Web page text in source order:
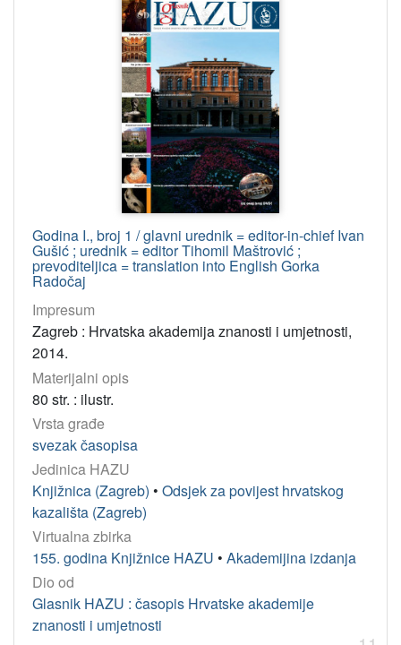
Godina I., broj 1 / glavni urednik = editor-in-chief Ivan
Gušić ; urednik = editor Tihomil Maštrović ;
prevoditeljica = translation into English Gorka
Radočaj
Impresum
Zagreb : Hrvatska akademija znanosti i umjetnosti,
2014.
Materijalni opis
80 str. : ilustr.
Vrsta građe
svezak časopisa
Jedinica HAZU
Knjižnica (Zagreb) • Odsjek za povijest hrvatskog
kazališta (Zagreb)
Virtualna zbirka
155. godina Knjižnice HAZU • Akademijina izdanja
Dio od
Glasnik HAZU : časopis Hrvatske akademije
znanosti i umjetnosti